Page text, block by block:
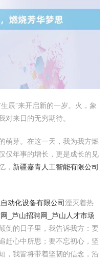
辰”来开启新的一岁。火，象
对来日的无穷期待。
萌芽。在这一天，我为我方燃
仅年事的增长，更是成长的见
， 新疆嘉青人工智能有限公司
动化设备有限公司湮灭着热
_芦山招聘网_芦山人才市场
倒的日子里，我告诉我方：要
赶心中所思；要不忘初心，坚
，我皆将带着坚韧的信念，沿